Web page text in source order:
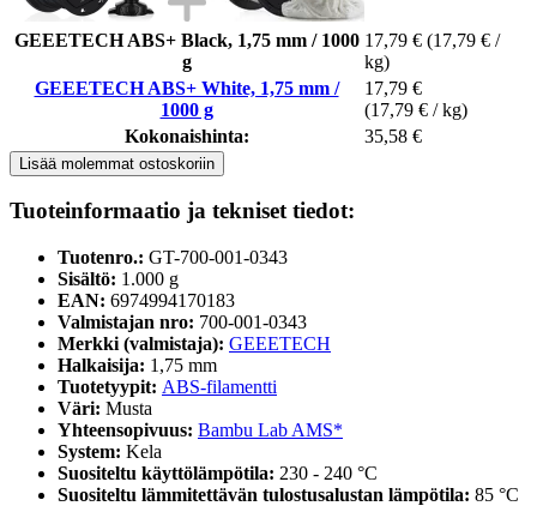
GEEETECH ABS+ Black, 1,75 mm / 1000
g
17,79 € (17,79 € /
kg)
GEEETECH ABS+ White, 1,75 mm /
1000 g
17,79 €
(17,79 € / kg)
Kokonaishinta:
35,58 €
Lisää molemmat ostoskoriin
Tuoteinformaatio ja tekniset tiedot:
Tuotenro.: GT-700-001-0343
Sisältö: 1.000 g
EAN: 6974994170183
Valmistajan nro: 700-001-0343
Merkki (valmistaja): GEEETECH
Halkaisija: 1,75 mm
Tuotetyypit: ABS-filamentti
Väri: Musta
Yhteensopivuus: Bambu Lab AMS*
System: Kela
Suositeltu käyttölämpötila: 230 - 240 °C
Suositeltu lämmitettävän tulostusalustan lämpötila: 85 °C